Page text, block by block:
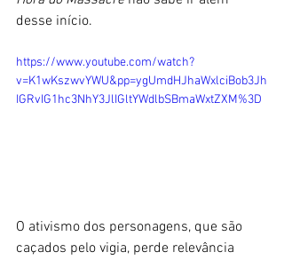
desse início.
https://www.youtube.com/watch?
v=K1wKszwvYWU&pp=ygUmdHJhaWxlciBob3Jh
IGRvIG1hc3NhY3JlIGltYWdlbSBmaWxtZXM%3D
O ativismo dos personagens, que são
caçados pelo vigia, perde relevância